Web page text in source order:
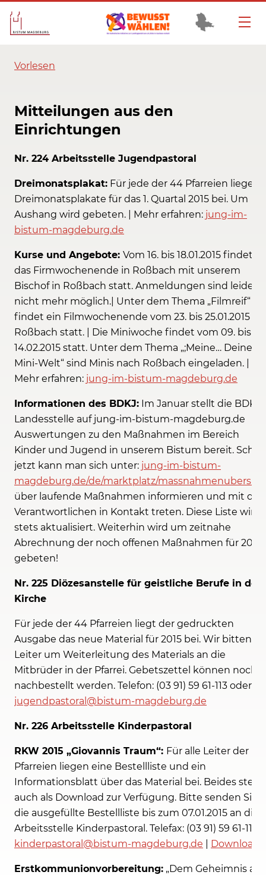
Vorlesen
Mitteilungen aus den
Einrichtungen
Nr. 224 Arbeitsstelle Jugendpastoral
Dreimonatsplakat: Für jede der 44 Pfarreien liegen
Dreimonatsplakate für das 1. Quartal 2015 bei. Um
Aushang wird gebeten. | Mehr erfahren: jung-im-
bistum-magdeburg.de
Kurse und Angebote: Vom 16. bis 18.01.2015 findet
das Firmwochenende in Roßbach mit unserem
Bischof in Roßbach statt. Anmeldungen sind leider
nicht mehr möglich.| Unter dem Thema „Filmreif“
findet ein Filmwochenende vom 23. bis 25.01.2015 in
Roßbach statt. | Die Miniwoche findet vom 09. bis
14.02.2015 statt. Unter dem Thema „;Meine… Deine…
Mini-Welt“ sind Minis nach Roßbach eingeladen. |
Mehr erfahren: jung-im-bistum-magdeburg.de
Informationen des BDKJ: Im Januar stellt die BDKJ-
Landesstelle auf jung-im-bistum-magdeburg.de
Auswertungen zu den Maßnahmen im Bereich
Kinder und Jugend in unserem Bistum bereit. Schon
jetzt kann man sich unter: jung-im-bistum-
magdeburg.de/de/marktplatz/
über laufende Maßnahmen informieren und mit den
Verantwortlichen in Kontakt treten. Diese Liste wird
stets aktualisiert. Weiterhin wird um zeitnahe
Abrechnung der noch offenen Maßnahmen für 2014
gebeten!
Nr. 225 Diözesanstelle für geistliche Berufe in der
Kirche
Für jede der 44 Pfarreien liegt der gedruckten
Ausgabe das neue Material für 2015 bei. Wir bitten
Leiter um Weiterleitung des Materials an die
Mitbrüder in der Pfarrei. Gebetszettel können noch
nachbestellt werden. Telefon: (03 91) 59 61-113 oder
jugendpastoral@bistum-magdeburg.de
Nr. 226 Arbeitsstelle Kinderpastoral
RKW 2015 „Giovannis Traum“: Für alle Leiter der
Pfarreien liegen eine Bestellliste und ein
Informationsblatt über das Material bei. Beides steht
auch als Download zur Verfügung. Bitte senden Sie
die ausgefüllte Bestellliste bis zum 07.01.2015 an die
Arbeitsstelle Kinderpastoral. Telefax: (03 91) 59 61-114 |
kinderpastoral@bistum-magdeburg.de
Download
Erstkommunionvorbereitung: „Dem Geheimnis auf